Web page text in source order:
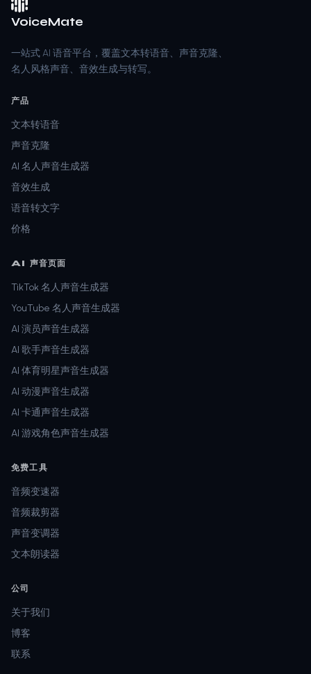
VoiceMate
一站式 AI 语音平台，覆盖文本转语音、声音克隆、
名人风格声音、音效生成与转写。
产品
文本转语音
声音克隆
AI 名人声音生成器
音效生成
语音转文字
价格
AI 声音页面
TikTok 名人声音生成器
YouTube 名人声音生成器
AI 演员声音生成器
AI 歌手声音生成器
AI 体育明星声音生成器
AI 动漫声音生成器
AI 卡通声音生成器
AI 游戏角色声音生成器
免费工具
音频变速器
音频裁剪器
声音变调器
文本朗读器
公司
关于我们
博客
联系